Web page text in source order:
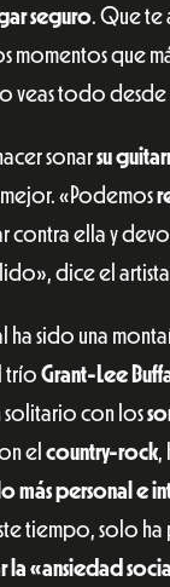
seguro. Que te
momentos que
veas todo
sonarsu
mejor. «Podemos
contra ella y
dice el
ha sido una
trío Grant-Lee
con los
el country-rock,
más personal e
tiempo, solo ha
la «ansiedad